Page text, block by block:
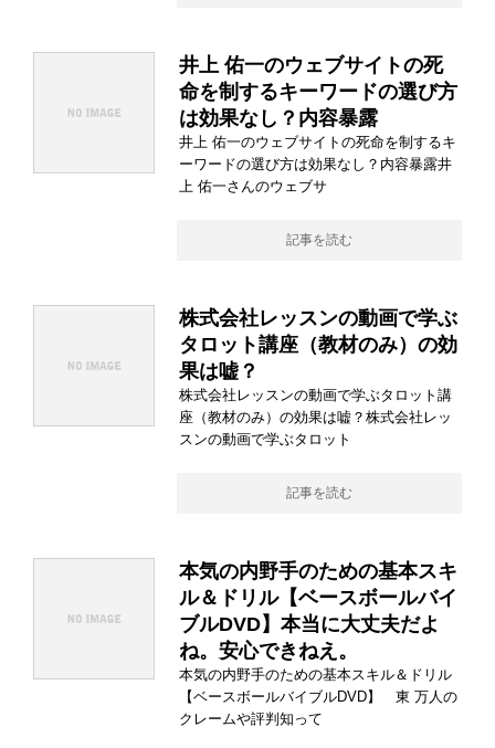
井上 佑一のウェブサイトの死
命を制するキーワードの選び方
は効果なし？内容暴露
井上 佑一のウェブサイトの死命を制するキ
ーワードの選び方は効果なし？内容暴露井
上 佑一さんのウェブサ
記事を読む
株式会社レッスンの動画で学ぶ
タロット講座（教材のみ）の効
果は嘘？
株式会社レッスンの動画で学ぶタロット講
座（教材のみ）の効果は嘘？株式会社レッ
スンの動画で学ぶタロット
記事を読む
本気の内野手のための基本スキ
ル＆ドリル【ベースボールバイ
ブルDVD】本当に大丈夫だよ
ね。安心できねえ。
本気の内野手のための基本スキル＆ドリル
【ベースボールバイブルDVD】 東 万人の
クレームや評判知って